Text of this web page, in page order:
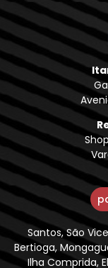
Santos, São
Bertioga,
Ilha Comprida,